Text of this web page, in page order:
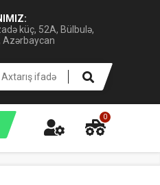
küç, 52A, Bülbulə,
Azərbaycan
0